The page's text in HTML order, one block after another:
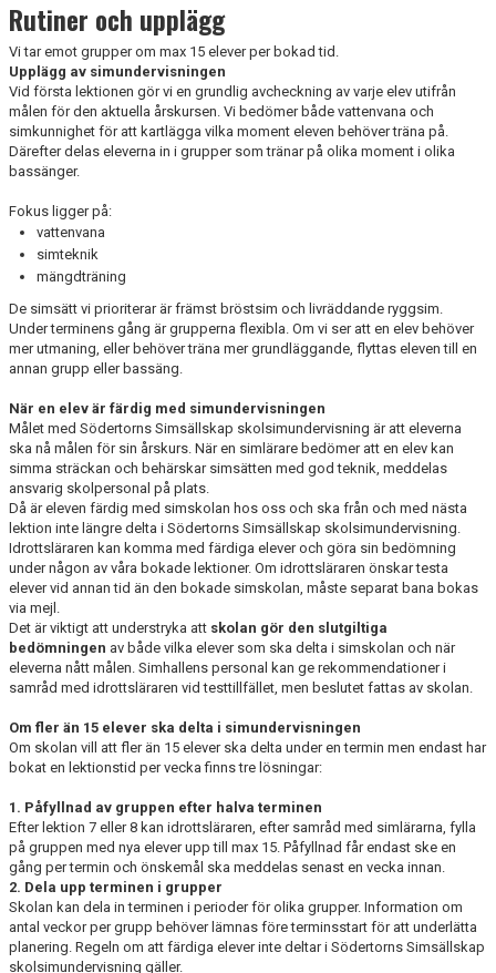
Rutiner och upplägg
Vi tar emot grupper om max 15 elever per bokad tid.
Upplägg av simundervisningen
Vid första lektionen gör vi en grundlig avcheckning av varje elev utifrån
målen för den aktuella årskursen. Vi bedömer både vattenvana och
simkunnighet för att kartlägga vilka moment eleven behöver träna på.
Därefter delas eleverna in i grupper som tränar på olika moment i olika
bassänger.
Fokus ligger på:
vattenvana
simteknik
mängdträning
De simsätt vi prioriterar är främst bröstsim och livräddande ryggsim.
Under terminens gång är grupperna flexibla. Om vi ser att en elev behöver
mer utmaning, eller behöver träna mer grundläggande, flyttas eleven till en
annan grupp eller bassäng.
När en elev är färdig med simundervisningen
Målet med Södertorns Simsällskap skolsimundervisning är att eleverna
ska nå målen för sin årskurs. När en simlärare bedömer att en elev kan
simma sträckan och behärskar simsätten med god teknik, meddelas
ansvarig skolpersonal på plats.
Då är eleven färdig med simskolan hos oss och ska från och med nästa
lektion inte längre delta i Södertorns Simsällskap skolsimundervisning.
Idrottsläraren kan komma med färdiga elever och göra sin bedömning
under någon av våra bokade lektioner. Om idrottsläraren önskar testa
elever vid annan tid än den bokade simskolan, måste separat bana bokas
via mejl.
Det är viktigt att understryka att skolan gör den slutgiltiga
bedömningen av både vilka elever som ska delta i simskolan och när
eleverna nått målen. Simhallens personal kan ge rekommendationer i
samråd med idrottsläraren vid testtillfället, men beslutet fattas av skolan.
Om fler än 15 elever ska delta i simundervisningen
Om skolan vill att fler än 15 elever ska delta under en termin men endast har
bokat en lektionstid per vecka finns tre lösningar:
1. Påfyllnad av gruppen efter halva terminen
Efter lektion 7 eller 8 kan idrottsläraren, efter samråd med simlärarna, fylla
på gruppen med nya elever upp till max 15. Påfyllnad får endast ske en
gång per termin och önskemål ska meddelas senast en vecka innan.
2. Dela upp terminen i grupper
Skolan kan dela in terminen i perioder för olika grupper. Information om
antal veckor per grupp behöver lämnas före terminsstart för att underlätta
planering. Regeln om att färdiga elever inte deltar i Södertorns Simsällskap
skolsimundervisning gäller.